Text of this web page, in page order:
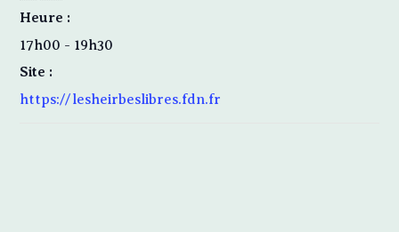
Heure :
17h00 - 19h30
Site :
https://lesheirbeslibres.fdn.fr